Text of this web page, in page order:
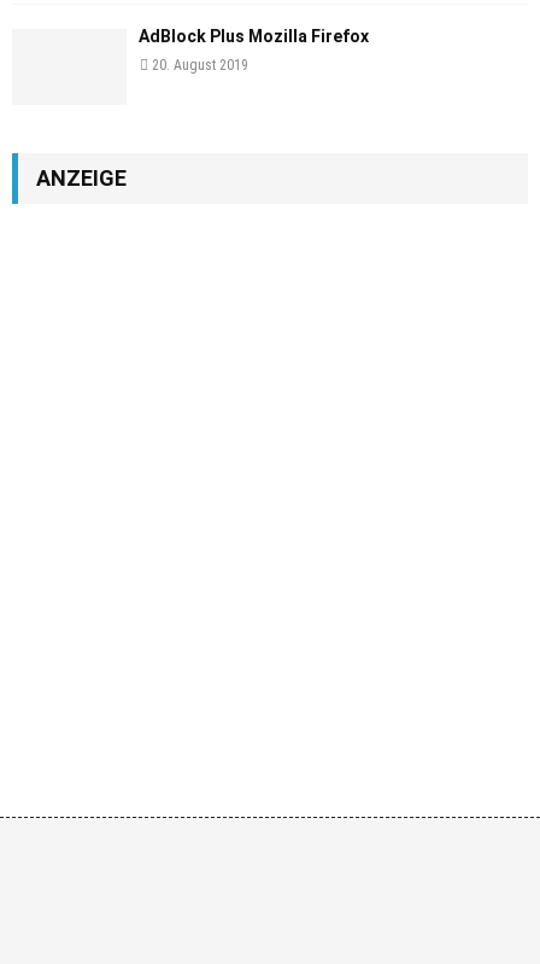
AdBlock Plus Mozilla Firefox
20. August 2019
ANZEIGE